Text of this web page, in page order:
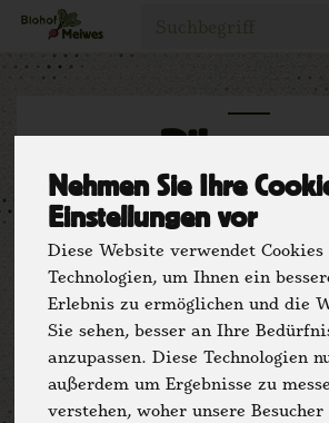
Nehmen Sie Ihre
Einstellungen vor
Diese Website verwendet
Technologien, um Ihnen ein
Erlebnis zu ermöglichen und die
Sie sehen, besser an Ihre
anzupassen. Diese Technologien
außerdem um Ergebnisse zu
verstehen, woher unsere
Produkt
Pilze
Hersteller Ernährung